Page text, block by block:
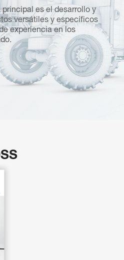
es el desarrollo y
versátiles y específicos
experiencia en los